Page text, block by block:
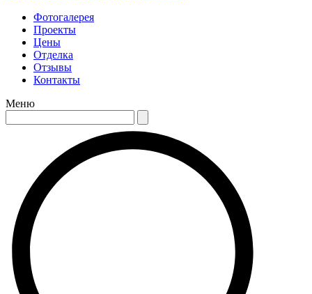
Фотогалерея
Проекты
Цены
Отделка
Отзывы
Контакты
Меню